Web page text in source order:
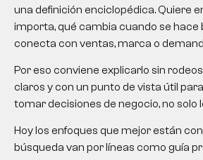
una definición enciclopédica. Quiere
importa, qué cambia cuando se hace
conecta con ventas, marca o
Por eso conviene explicarlo sin
claros y con un punto de vista útil
tomar decisiones de negocio, no solo
Hoy los enfoques que mejor están
búsqueda van por líneas como guía